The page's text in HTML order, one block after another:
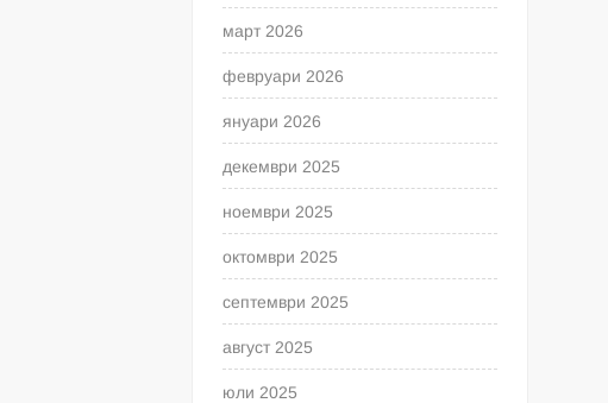
март 2026
февруари 2026
януари 2026
декември 2025
ноември 2025
октомври 2025
септември 2025
август 2025
юли 2025